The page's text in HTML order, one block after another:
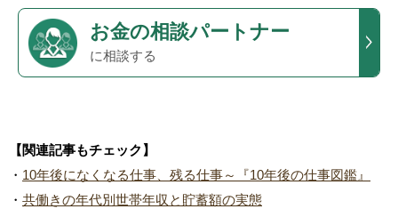
お金の相談パートナー
に相談する
【関連記事もチェック】
・ 10年後になくなる仕事、残る仕事～『10年後の仕事図鑑』
・ 共働きの年代別世帯年収と貯蓄額の実態